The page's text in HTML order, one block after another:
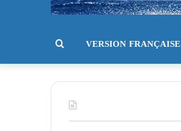
VERSION FRANÇAISE بحث